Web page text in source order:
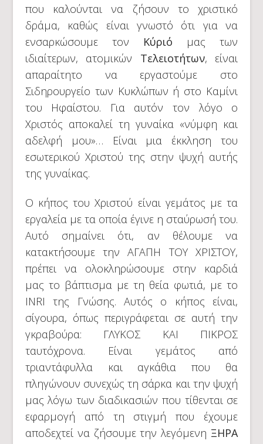
που καλούνται να ζήσουν το χριστικό
δράμα, καθώς είναι γνωστό ότι για να
ενσαρκώσουμε τον Κύριό μας των
ιδιαίτερων, ατομικών Τελειοτήτων, είναι
απαραίτητο να εργαστούμε στο
Σιδηρουργείο των Κυκλώπων ή στο Καμίνι
του Ηφαίστου. Για αυτόν τον λόγο ο
Χριστός αποκαλεί τη γυναίκα «νύμφη και
αδελφή μου»… Είναι μια έκκληση του
εσωτερικού Χριστού της στην ψυχή αυτής
της γυναίκας.
Ο κήπος του Χριστού είναι γεμάτος με τα
εργαλεία με τα οποία έγινε η σταύρωσή του.
Αυτό σημαίνει ότι, αν θέλουμε να
κατακτήσουμε την ΑΓΑΠΗ ΤΟΥ ΧΡΙΣΤΟΥ,
πρέπει να ολοκληρώσουμε στην καρδιά
μας το βάπτισμα με τη θεία φωτιά, με το
INRI της Γνώσης. Αυτός ο κήπος είναι,
σίγουρα, όπως περιγράφεται σε αυτή την
γκραβούρα: ΓΛΥΚΟΣ ΚΑΙ ΠΙΚΡΟΣ
ταυτόχρονα. Είναι γεμάτος από
τριαντάφυλλα και αγκάθια που θα
πληγώνουν συνεχώς τη σάρκα και την ψυχή
μας λόγω των διαδικασιών που τίθενται σε
εφαρμογή από τη στιγμή που έχουμε
αποδεχτεί να ζήσουμε την λεγόμενη ΞΗΡΑ